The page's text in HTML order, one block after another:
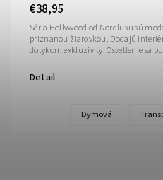
€38,95
Detail
Séria Hollywood od Nordluxu sú
priznanou žiarovkou. Dodajú
dotykom exkluzivity. Osvetlenie sa
Dymová